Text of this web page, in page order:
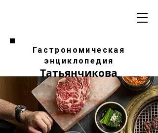
Гастрономическая
энциклопедия
Татьянчикова